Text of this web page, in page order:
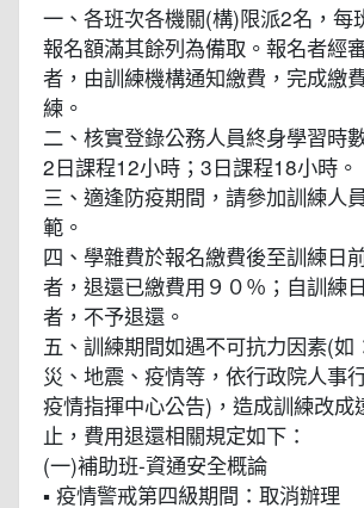
一、各班次各機關(構)限派2名，每
報名額滿其餘列為備取。報名者經
者，由訓練機構通知繳費，完成繳
練。
二、核實登錄公務人員終身學習時
2日課程12小時；3日課程18小時。
三、適逢防疫期間，請參加訓練人
範。
四、學雜費於報名繳費後至訓練日
者，退還已繳費用９０％；自訓練
者，不予退還。
五、訓練期間如遇不可抗力因素(如
災、地震、疫情等，依行政院人事
疫情指揮中心公告)，造成訓練改成
止，費用退還相關規定如下：
(一)補助班-資通安全概論
▪ 疫情警戒第四級期間：取消辦理